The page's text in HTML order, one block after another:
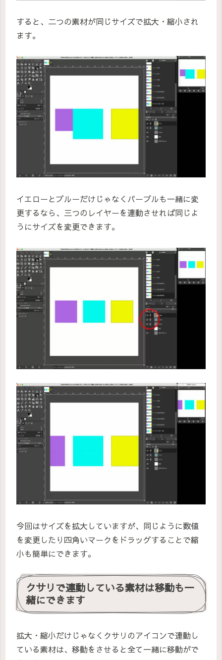
すると、二つの素材が同じサイズで拡大・縮小され
ます。
イエローとブルーだけじゃなくパープルも一緒に変
更するなら、三つのレイヤーを連動させれば同じよ
うにサイズを変更できます。
今回はサイズを拡大していますが、同じように数値
を変更したり四角いマークをドラッグすることで縮
小も簡単にできます。
クサリで連動している素材は移動も一
緒にできます
拡大・縮小だけじゃなくクサリのアイコンで連動し
ている素材は、移動をさせると全て一緒に移動がで